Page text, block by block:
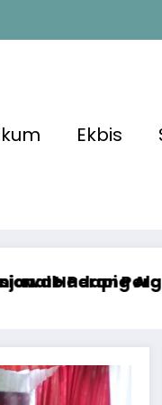
Ekbis
Etika,Algoritma